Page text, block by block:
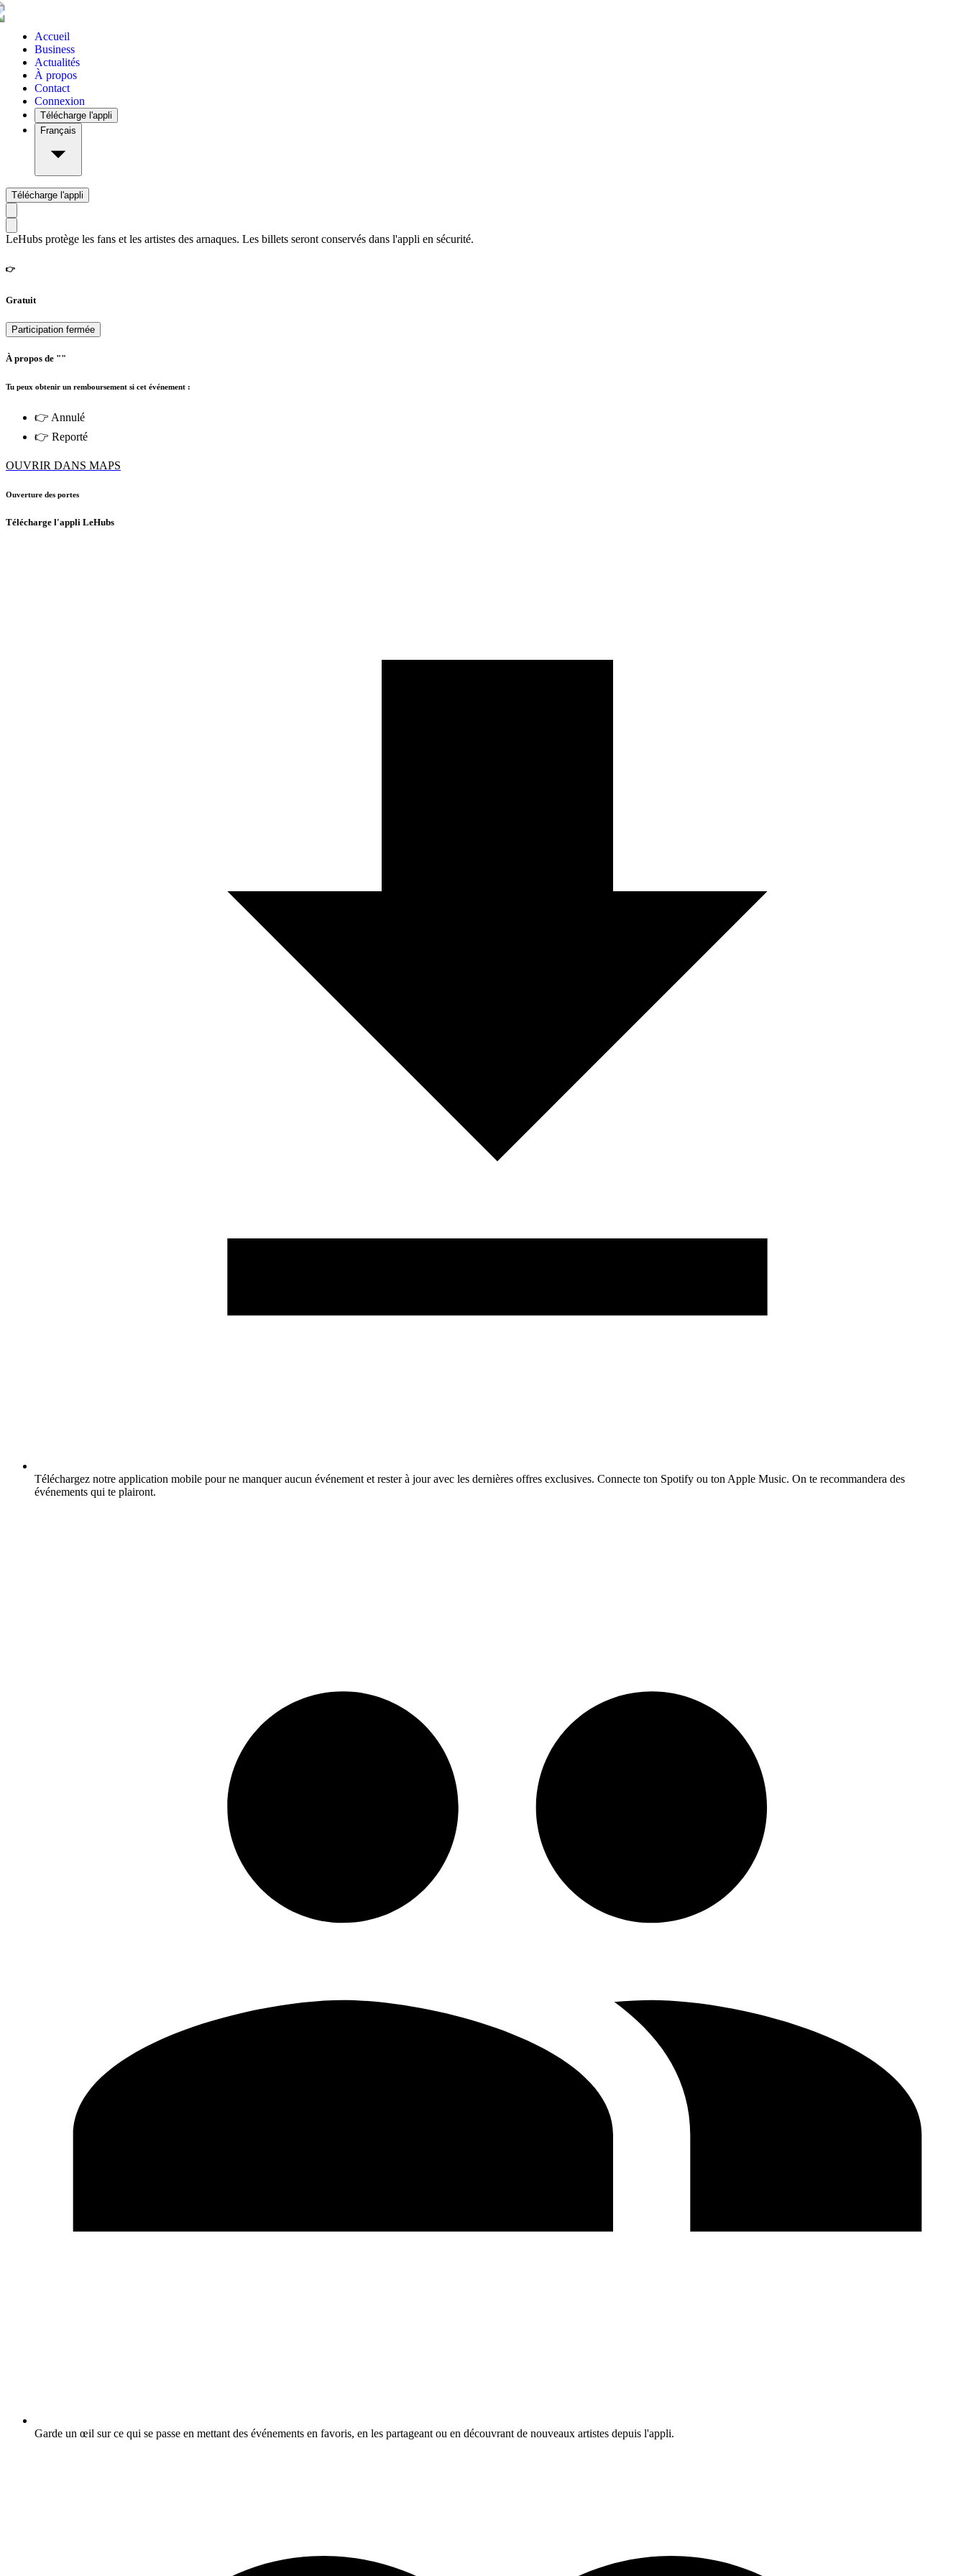
Accueil
Business
Actualités
À propos
Contact
Connexion
Télécharge l'appli
Français
Télécharge l'appli
LeHubs protège les fans et les artistes des arnaques. Les billets seront conservés dans l'appli en sécurité.
👉
Gratuit
Participation fermée
À propos de ""
Tu peux obtenir un remboursement si cet événement :
👉 Annulé
👉 Reporté
OUVRIR DANS MAPS
Ouverture des portes
Télécharge l'appli LeHubs
Téléchargez notre application mobile pour ne manquer aucun événement et rester à jour avec les dernières offres exclusives. Connecte ton Spotify ou ton Apple Music. On te recommandera des
événements qui te plairont.
Garde un œil sur ce qui se passe en mettant des événements en favoris, en les partageant ou en découvrant de nouveaux artistes depuis l'appli.